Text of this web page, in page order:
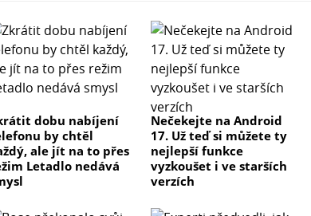
dobu nabíjení
by chtěl
ale jít na to přes
Letadlo nedává
Nečekejte na Android
17. Už teď si můžete ty
nejlepší funkce
vyzkoušet i ve starších
verzích